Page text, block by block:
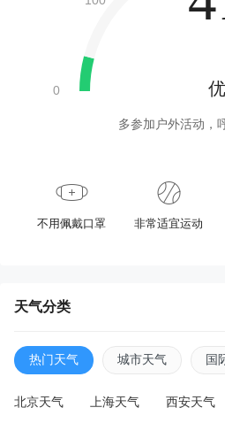
优
多参加户外活动，
不用佩戴口罩 非常适宜运动
天气分类
热门天气 城市天气 国
北京天气 上海天气 西安天气